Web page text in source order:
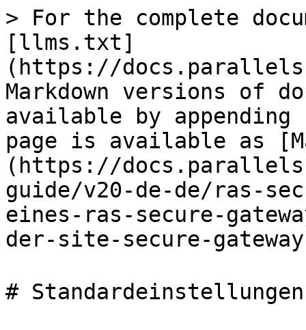
> For the complete
[llms.txt]
(https://
Markdown versions of
available by
page is available as
(https://
guide/v20-de-de/ras-
eines-ras-secure-
der-site-secure-
#